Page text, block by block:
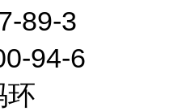
89-3
94-6
环